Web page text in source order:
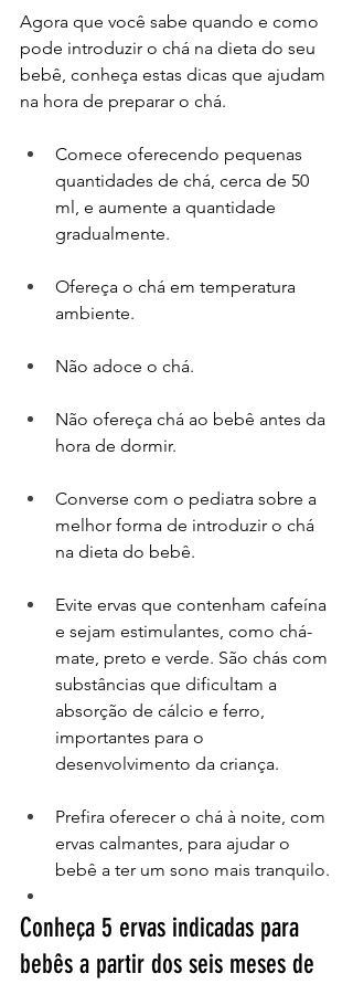
Agora que você sabe quando e como
pode introduzir o chá na dieta do seu
bebê, conheça estas dicas que ajudam
na hora de preparar o chá.
Comece oferecendo pequenas
quantidades de chá, cerca de 50
ml, e aumente a quantidade
gradualmente.
Ofereça o chá em temperatura
ambiente.
Não adoce o chá.
Não ofereça chá ao bebê antes da
hora de dormir.
Converse com o pediatra sobre a
melhor forma de introduzir o chá
na dieta do bebê.
Evite ervas que contenham cafeína
e sejam estimulantes, como chá-
mate, preto e verde. São chás com
substâncias que dificultam a
absorção de cálcio e ferro,
importantes para o
desenvolvimento da criança.
Prefira oferecer o chá à noite, com
ervas calmantes, para ajudar o
bebê a ter um sono mais tranquilo.
Conheça 5 ervas indicadas para
bebês a partir dos seis meses de